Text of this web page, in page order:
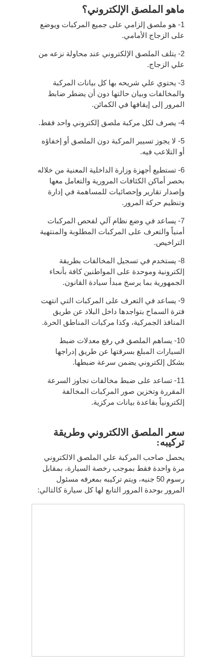
ماهو الملصق الإلكتروني؟
1- هو ملصق إلزامي على جميع المركبات ويوضع
على الزجاج الأمامي.
2- يتلف الملصق الإلكتروني عند محاولة نزعه من
علي الزجاج.
3- يحتوي علي شريحه بها كل بيانات المركبة
والمخالفات وبيان حالتها دون أن يضطر ضابط
المرور إلى إيقافها في الكمائن.
4- يصرف لكل مركبة ملصق إلكتروني واحد فقط.
5- لا يجوز تسيير المركبة دون الملصق أو إخفاؤه
أو التلاعب فيه.
6- تستطيع أجهزة وزارة الداخلية المعنية من خلاله
بحصر أماكن الكثافات المرورية والتعامل معها
وإصدار تقارير وإحصائيات للمساهمة في إدارة
وتنظيم حركة المرور.
7- يساعد في وضع نظام آلي لفحص المركبات
أمنياً والتعرف على المركبات المطلوبة والمنتهية
التراخيص.
8- يستخدم في تسجيل المخالفات بطريقة
إلكترونية وموحدة على المواطنين كافة بأنحاء
الجمهورية بما يرسخ مبدأ سيادة القانون.
9- يساعد في التعرف على المركبات التي انتهت
فترة السماح بتواجدها داخل البلاد عن طريق
المنافذ الجمركية، وكذا مركبات المناطق الحرة.
10- يساهم الملصق في رفع معدلات ضبط
السيارات المبلغ بسرقتها عن طريق إدراجها
بشكل إلكتروني يضمن سرعة ضبطها.
11- تساعد على ضبط مخالفات تجاوز السرعة
المقررة وتخزين صور المركبات المخالفة
إلكترونياً بقاعدة بيانات مركزية.
سعر الملصق الالكتروني وطريقة
تركيبه:
يحصل صاحب المركبة علي الملصق الالكتروني
مرة واحدة فقط بموجب رخصة السيارة، بمقابل
رسوم 50 جنيه، ويتم تركيبه بمعرفه مسئول
المرور بوحدة المرور التابع لها كل سيارة كالتالي: